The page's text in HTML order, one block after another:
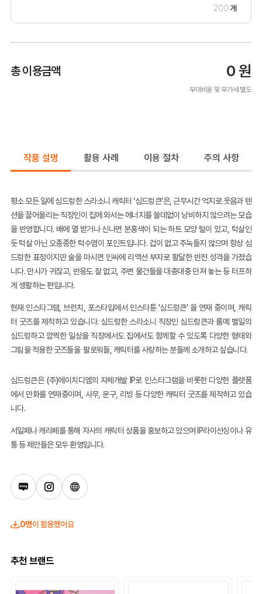
개
총 이용금액 0 원
부대비용 및 부가세 별도
작품 설명 활용 사례 이용 절차 주의 사항
평소 모든 일에 심드렁한 스라소니 캐릭터 ‘심드렁큰’은,근무시간 억지로 웃음과 텐
션을 끌어올리는 직장인이 집에 와서는 에너지를 쓸데없이 낭비하지 않으려는 모습
을 반영합니다. 배에 열 받거나 신나면 분홍색이 되는 하트 모양 털이 있고, 턱살인
듯 턱살 아닌 오종종한 턱수염이 포인트입니다. 겁이 없고 주눅들지 않으며 항상 심
드렁한 표정이지만 술을 마시면 인싸에 리액션 부자로 활달한 반전 성격을 가졌습
니다. 만사가 귀찮고, 반응도 잘 없고, 주변 물건들을 대충대충 던져 놓는 등 터프하
게 생활하는 편입니다.
현재 인스타그램 브런치 포스타입에서 인스타툰'심드렁큰'을 연재 중이며 캐릭
터 굿즈를 제작하고 있습니다. 심드렁한 스라소니 직장인 심드렁큰과 룸메 별일의
심드렁하고 깜찍한 일상을 직장에서도 집에서도 함께할 수 있도록 다양한 형태와
그림을 적용한 굿즈들을 팔로워들, 캐릭터를 사랑하는 분들께 소개하고 싶습니다.
심드렁큰은 (주)에이치디엠의 자체개발 IP로 인스타그램을 비롯한 다양한 플랫폼
에서 만화를 연재중이며, 사무, 문구, 리빙 등 다양한 캐릭터 굿즈를 제작하고 있습
니다.
서일페나 캐라페를 통해 자사의 캐릭터 상품을 홍보하고 있으며 IP라이선싱이나 유
통 등 제안들은 모두 환영입니다.
0명이 활용했어요
추천 브랜드